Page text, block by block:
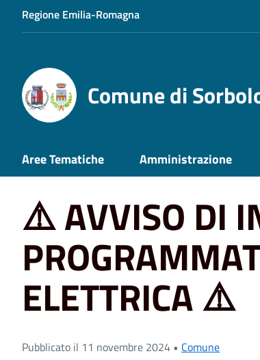
Regione Emilia-Romagna
Comune di
Aree Tematiche Amministrazione
Home News ⚠️ AVVISO DI INTERRUZIONE
⚠️ AVVISO DI
ELETTRICA ⚠️
Pubblicato il 11 novembre 2024 • Comune